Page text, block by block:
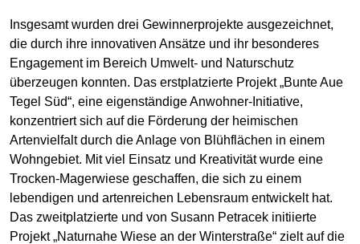
Insgesamt wurden drei Gewinnerprojekte ausgezeichnet,
die durch ihre innovativen Ansätze und ihr besonderes
Engagement im Bereich Umwelt- und Naturschutz
überzeugen konnten. Das erstplatzierte Projekt „Bunte Aue
Tegel Süd“, eine eigenständige Anwohner-Initiative,
konzentriert sich auf die Förderung der heimischen
Artenvielfalt durch die Anlage von Blühflächen in einem
Wohngebiet. Mit viel Einsatz und Kreativität wurde eine
Trocken-Magerwiese geschaffen, die sich zu einem
lebendigen und artenreichen Lebensraum entwickelt hat.
Das zweitplatzierte und von Susann Petracek initiierte
Projekt „Naturnahe Wiese an der Winterstraße“ zielt auf die